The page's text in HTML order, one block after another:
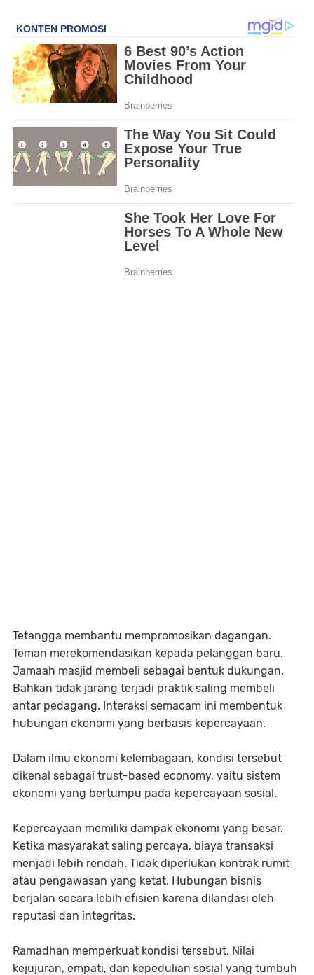
Tetangga membantu mempromosikan dagangan.
Teman merekomendasikan kepada pelanggan baru.
Jamaah masjid membeli sebagai bentuk dukungan.
Bahkan tidak jarang terjadi praktik saling membeli
antar pedagang. Interaksi semacam ini membentuk
hubungan ekonomi yang berbasis kepercayaan.
Dalam ilmu ekonomi kelembagaan, kondisi tersebut
dikenal sebagai trust-based economy, yaitu sistem
ekonomi yang bertumpu pada kepercayaan sosial.
Kepercayaan memiliki dampak ekonomi yang besar.
Ketika masyarakat saling percaya, biaya transaksi
menjadi lebih rendah. Tidak diperlukan kontrak rumit
atau pengawasan yang ketat. Hubungan bisnis
berjalan secara lebih efisien karena dilandasi oleh
reputasi dan integritas.
Ramadhan memperkuat kondisi tersebut. Nilai
kejujuran, empati, dan kepedulian sosial yang tumbuh